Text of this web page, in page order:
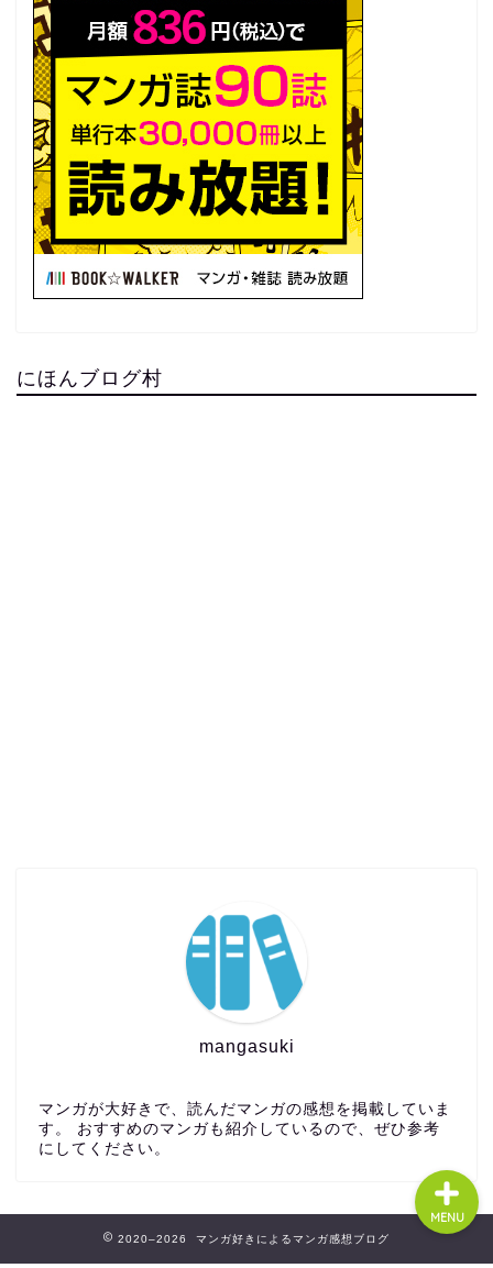
にほんブログ村
mangasuki
マンガが大好きで、読んだマンガの感想を掲載していま
す。 おすすめのマンガも紹介しているので、ぜひ参考
にしてください。
2020–2026 マンガ好きによるマンガ感想ブログ
MENU